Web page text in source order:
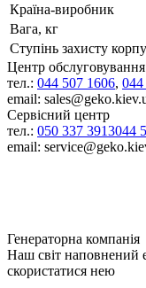
Країна-виробник
Вага, кг
Ступінь захисту
Центр обслуговування
тел.: 044 507 1606, 044
email:
Сервісний центр
тел.: 050 337 3913044
email:
Генераторна компанія
Наш світ наповнений
скористатися нею